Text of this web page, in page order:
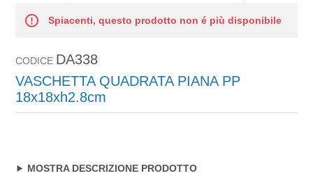
Spiacenti, questo prodotto non é più disponibile
CODICE DA338
VASCHETTA QUADRATA PIANA PP
18x18xh2.8cm
MOSTRA DESCRIZIONE PRODOTTO